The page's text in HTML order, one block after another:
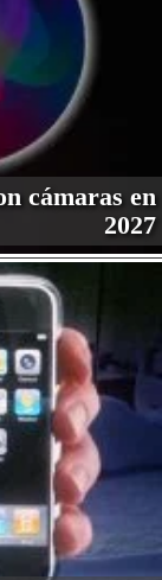
cámaras en
2027